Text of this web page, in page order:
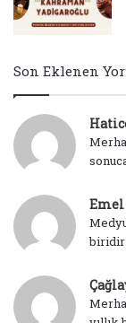
Son Eklenen
Emel
biridir